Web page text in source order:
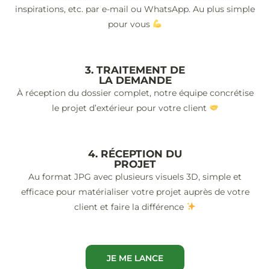
inspirations, etc. par e-mail ou WhatsApp. Au plus simple
pour vous
3. TRAITEMENT DE
LA DEMANDE
À réception du dossier complet, notre équipe concrétise
le projet d’extérieur pour votre client
4. RÉCEPTION DU
PROJET
Au format JPG avec plusieurs visuels 3D, simple et
efficace pour matérialiser votre projet auprès de votre
client et faire la différence
JE ME LANCE